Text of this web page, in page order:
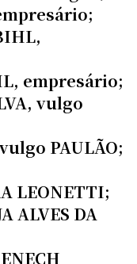
empresário;
vulgo
PAULÃO;
LEONETTI;
ALVES DA